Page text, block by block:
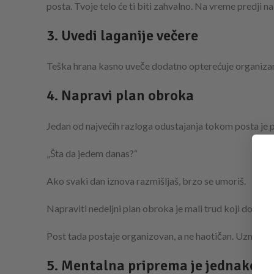
posta. Tvoje telo će ti biti zahvalno. Na vreme predji
3. Uvedi laganije večere
Teška hrana kasno uveče dodatno opterećuje
4. Napravi plan obroka
Jedan od najvećih razloga odustajanja tokom posta je
„Šta da jedem danas?“
Ako svaki dan iznova razmišljaš, brzo se umoriš.
Napraviti nedeljni plan obroka je mali trud koji donosi
Post tada postaje organizovan, a ne haotičan. Uzmi
5. Mentalna priprema je jednako